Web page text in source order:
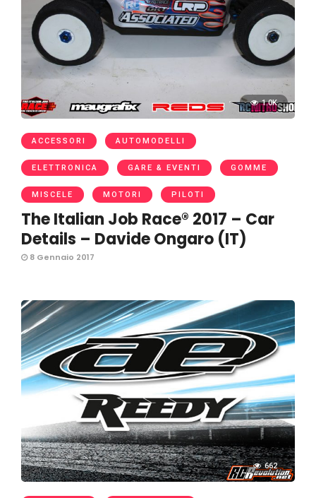
1.0K
ACCESSORI AUTOMODELLI
ELETTRONICA GARE & EVENTI GOMME
MISCELE MOTORI PILOTI
The Italian Job Race® 2017 – Car
Details – Davide Ongaro (IT)
8 Gennaio 2017
662